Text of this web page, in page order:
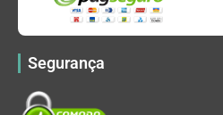
Segurança